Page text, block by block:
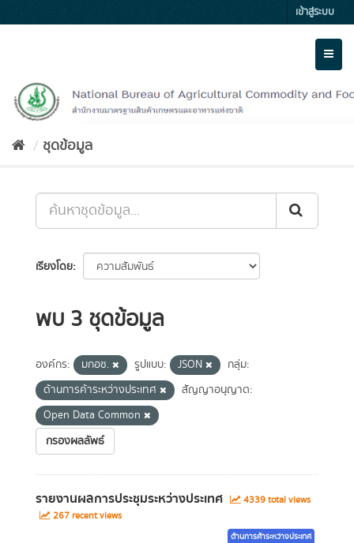
to
เข้าสู่ระบบ
ชุดข้อมูล
เรียงโดย
พบ 3 ชุดข้อมูล
องค์กร: มกอช. รูปแบบ: JSON
กลุ่ม:
ด้านการค้าระหว่างประเทศ
สัญญาอนุญาต:
Open Data Common
กรองผลลัพธ์
รายงานผลการประชุมระหว่างประเทศ
4339 total views
267 recent views
ด้านการค้าระหว่างประเทศ